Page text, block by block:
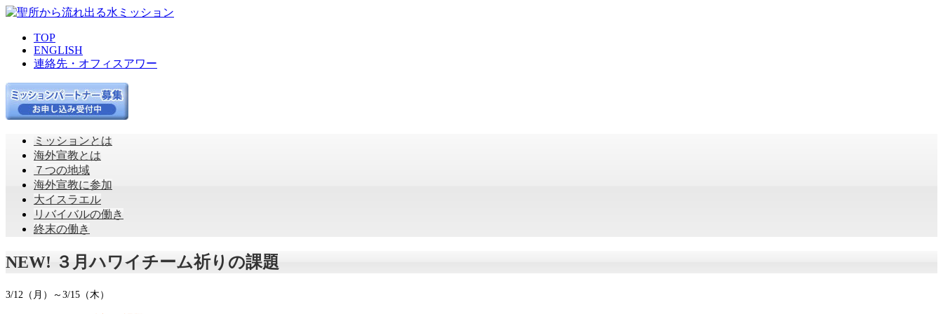
TOP
ENGLISH
連絡先・オフィスアワー
ミッションとは
海外宣教とは
７つの地域
海外宣教に参加
大イスラエル
リバイバルの働き
終末の働き
NEW! ３月ハワイチーム祈りの課題
3/12（月）～3/15（木）